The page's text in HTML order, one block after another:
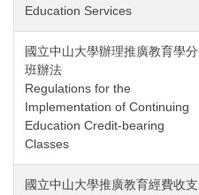
Education Services
國立中山大學辦理推廣教育學分
班辦法
Regulations for the
Implementation of Continuing
Education Credit-bearing
Classes
國立中山大學推廣教育經費收支